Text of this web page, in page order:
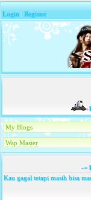
Login |Register
My Blogs
Wap Master
-=
Kau gagal tetapi masih bisa